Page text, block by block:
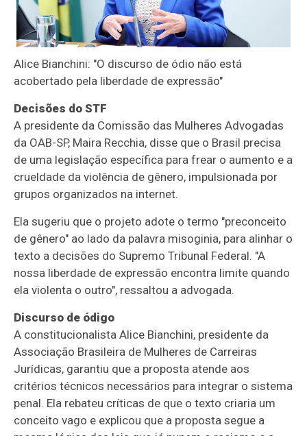
Alice Bianchini: "O discurso de ódio não está
acobertado pela liberdade de expressão"
Decisões do STF
A presidente da Comissão das Mulheres Advogadas
da OAB-SP, Maira Recchia, disse que o Brasil precisa
de uma legislação específica para frear o aumento e a
crueldade da violência de gênero, impulsionada por
grupos organizados na internet.
Ela sugeriu que o projeto adote o termo "preconceito
de gênero" ao lado da palavra misoginia, para alinhar o
texto a decisões do Supremo Tribunal Federal. "A
nossa liberdade de expressão encontra limite quando
ela violenta o outro", ressaltou a advogada.
Discurso de ódigo
A constitucionalista Alice Bianchini, presidente da
Associação Brasileira de Mulheres de Carreiras
Jurídicas, garantiu que a proposta atende aos
critérios técnicos necessários para integrar o sistema
penal. Ela rebateu críticas de que o texto criaria um
conceito vago e explicou que a proposta segue a